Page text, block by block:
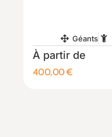
Géants
À partir de
400,00€